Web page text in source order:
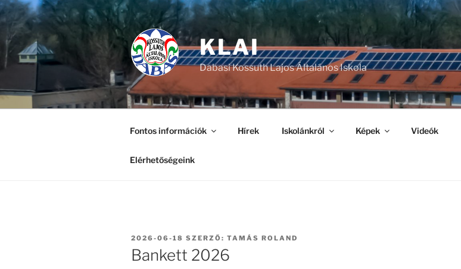
Tartalomhoz
KLAI
Dabasi Kossuth Lajos Általános Iskola
Fontos információk Hírek Iskolánkról Képek Videók
Elérhetőségeink
BEKÜLDVE:
2026-06-18 SZERZŐ: TAMÁS ROLAND
Bankett 2026